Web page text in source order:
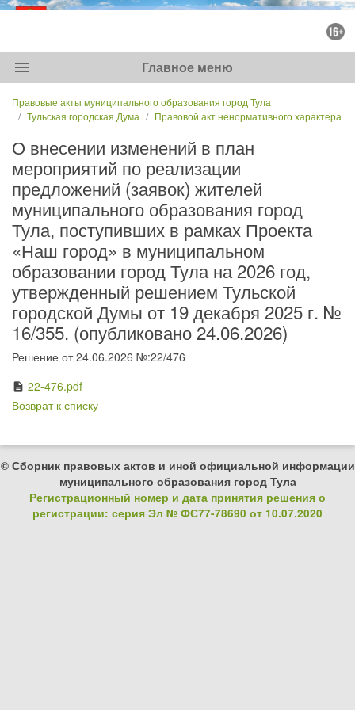
menu Главное меню
Правовые акты муниципального образования город Тула
Тульская городская Дума
Правовой акт ненормативного характера
О внесении изменений в план
мероприятий по реализации
предложений (заявок) жителей
муниципального образования город
Тула, поступивших в рамках Проекта
«Наш город» в муниципальном
образовании город Тула на 2026 год,
утвержденный решением Тульской
городской Думы от 19 декабря 2025 г. №
16/355. (опубликовано 24.06.2026)
Решение от 24.06.2026 №:22/476
description 22-476.pdf
Возврат к списку
© Сборник правовых актов и иной официальной информации
муниципального образования город Тула
Регистрационный номер и дата принятия решения о
регистрации: серия Эл № ФС77-78690 от 10.07.2020